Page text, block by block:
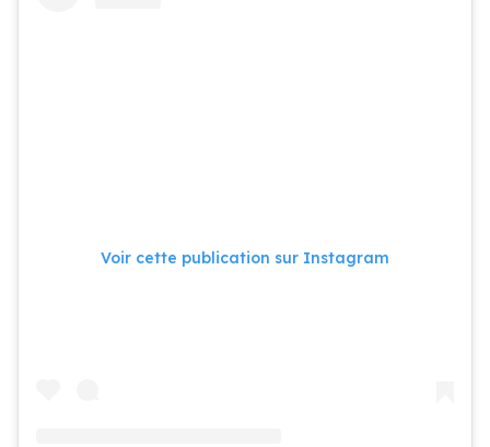
Voir cette publication sur Instagram